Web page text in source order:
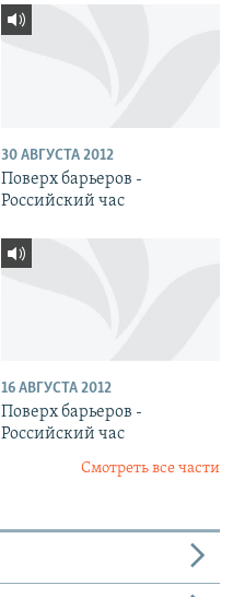
30 АВГУСТА 2012
Поверх барьеров -
Российский час
16 АВГУСТА 2012
Поверх барьеров -
Российский час
Смотреть все части